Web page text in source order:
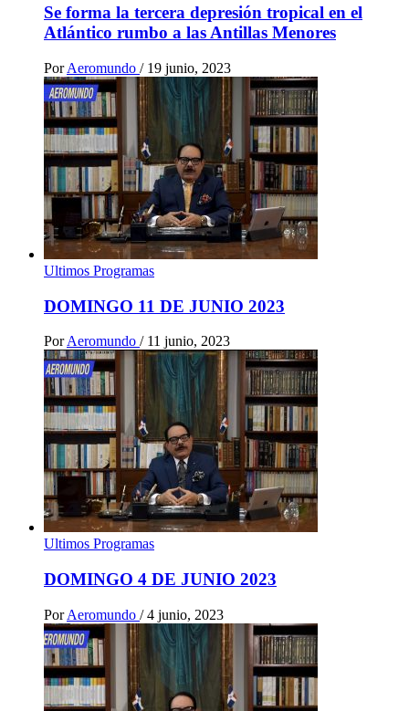
Se forma la tercera depresión tropical en el
Atlántico rumbo a las Antillas Menores
Por Aeromundo / 19 junio, 2023
Ultimos Programas
DOMINGO 11 DE JUNIO 2023
PorAeromundo / 11 junio, 2023
Ultimos Programas
DOMINGO 4 DE JUNIO 2023
Por Aeromundo / 4 junio, 2023